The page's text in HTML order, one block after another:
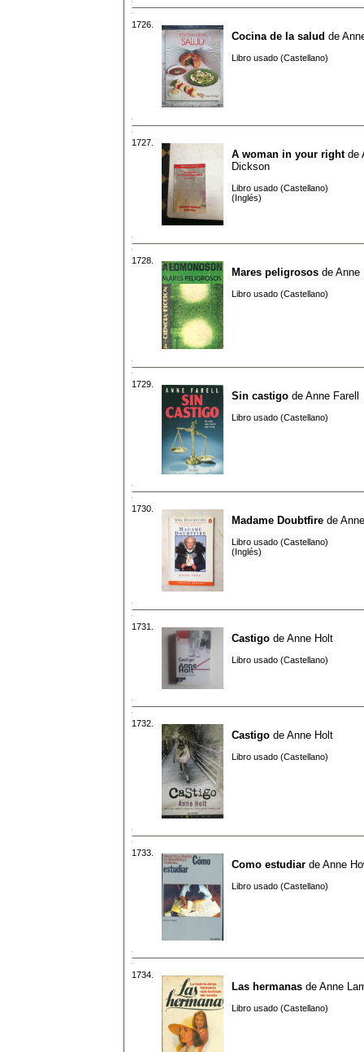
1726.
Cocina de la salud de
Libro usado (Castellano)
1727.
A woman in your rightde
Dickson
Libro usado (Castellano)
(Inglés)
1728.
Mares peligrosos de Anne
Libro usado (Castellano)
1729.
Sin castigo de Anne Farell
Libro usado (Castellano)
1730.
Madame Doubtfire de
Libro usado (Castellano)
(Inglés)
1731.
Castigo de Anne Holt
Libro usado (Castellano)
1732.
Castigo de Anne Holt
Libro usado (Castellano)
1733.
Como estudiar de Anne
Libro usado (Castellano)
1734.
Las hermanas de Anne
Libro usado (Castellano)